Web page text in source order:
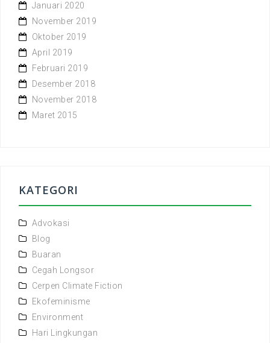
Januari 2020
November 2019
Oktober 2019
April 2019
Februari 2019
Desember 2018
November 2018
Maret 2015
KATEGORI
Advokasi
Blog
Buaran
Cegah Longsor
Cerpen Climate Fiction
Ekofeminisme
Environment
Hari Lingkungan